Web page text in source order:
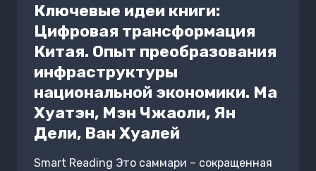
Ключевые идеи книги:
Цифровая трансформация
Китая. Опыт преобразования
инфраструктуры
национальной экономики. Ма
Хуатэн, Мэн Чжаоли, Ян
Дели, Ван Хуалей
Smart Reading Это саммари – сокращенная